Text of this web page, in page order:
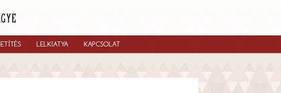
LELKIATYA KAPCSOLAT